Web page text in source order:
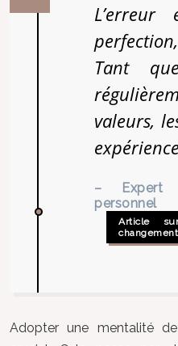
Tant
valeurs,
– Expert
Article
Adopter une mentalité